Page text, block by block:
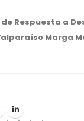
Respuesta a
Marga